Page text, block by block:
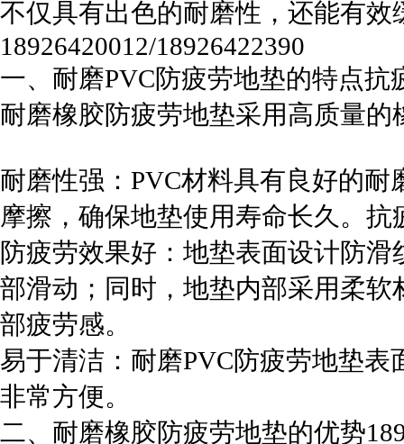
不仅具有出色的耐磨性，还能有
18926420012/18926422390
一、耐磨PVC防疲劳地垫的特点抗
耐磨橡胶防疲劳地垫采用高质量
耐磨性强：PVC材料具有良好的
摩擦，确保地垫使用寿命长久。抗
防疲劳效果好：地垫表面设计防
部滑动；同时，地垫内部采用柔
部疲劳感。
易于清洁：耐磨PVC防疲劳地垫
非常方便。
二、耐磨橡胶防疲劳地垫的优势